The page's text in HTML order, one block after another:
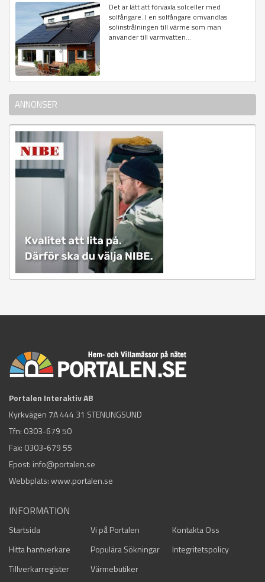
Det är lätt att förväxla solceller med
solfångare. I en solfångare omvandlas
solinstrålningen till värme som man
använder till varmvatten...
ANNONSER
Portalen Interaktiv AB
Kyrkvägen 7A 444 31 STENUNGSUND
Tfn: 0303-679 50
Fax: 0303-679 55
Epost: info@portalen.se
Webbplats: www.portalen.se
INFORMATION
Startsida Vi på Portalen
Kontakta Oss
Hitta hantverkare
Populära Sökningar
Integritetspolicy
Tillverkarregister
Värmebutiker